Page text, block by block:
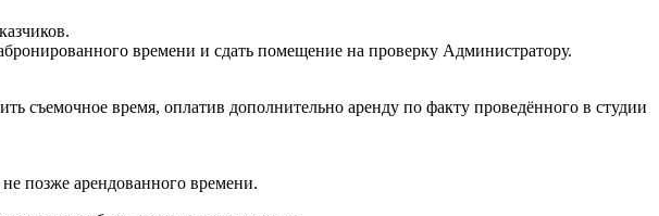
времени и сдать помещение на проверку Администратору.
съемочное время, оплатив дополнительно аренду по факту проведённого в студии
позже арендованного времени.